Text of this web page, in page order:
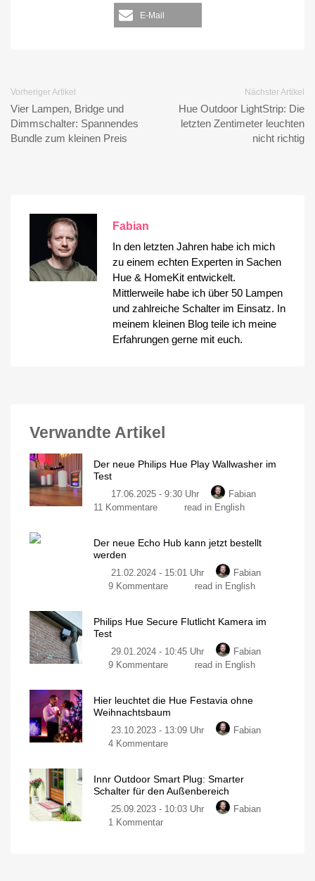
E-Mail
Vorheriger Artikel
Vier Lampen, Bridge und
Dimmschalter: Spannendes
Bundle zum kleinen Preis
Nächster Artikel
Hue Outdoor LightStrip: Die
letzten Zentimeter leuchten
nicht richtig
Fabian
In den letzten Jahren habe ich mich
zu einem echten Experten in Sachen
Hue & HomeKit entwickelt.
Mittlerweile habe ich über 50 Lampen
und zahlreiche Schalter im Einsatz. In
meinem kleinen Blog teile ich meine
Erfahrungen gerne mit euch.
Verwandte Artikel
Der neue Philips Hue Play Wallwasher im
Test
17.06.2025 - 9:30 Uhr
Fabian
11 Kommentarezu
Philips
Play
Wallwasher
Smarte
read in English
Der neue Echo Hub kann jetzt bestellt
werden
21.02.2024 - 15:01 Uhr
Fabian
9 Kommentarezu
Echo
kann
jetzt
Smart-
Bedienpanel
der
read in English
Philips Hue Secure Flutlicht Kamera im
Test
29.01.2024 - 10:45 Uhr
Fabian
9 Kommentarezu
Secure
Flutlicht
Kamera
im
meine
ersten
Eindrücke
read in English
Hier leuchtet die Hue Festavia ohne
Weihnachtsbaum
23.10.2023 - 13:09 Uhr
Fabian
4 Kommentarezu
die
Hue
Festavia
Innr Outdoor Smart Plug: Smarter
Schalter für den Außenbereich
25.09.2023 - 10:03 Uhr
Fabian
1 Kommentarzu